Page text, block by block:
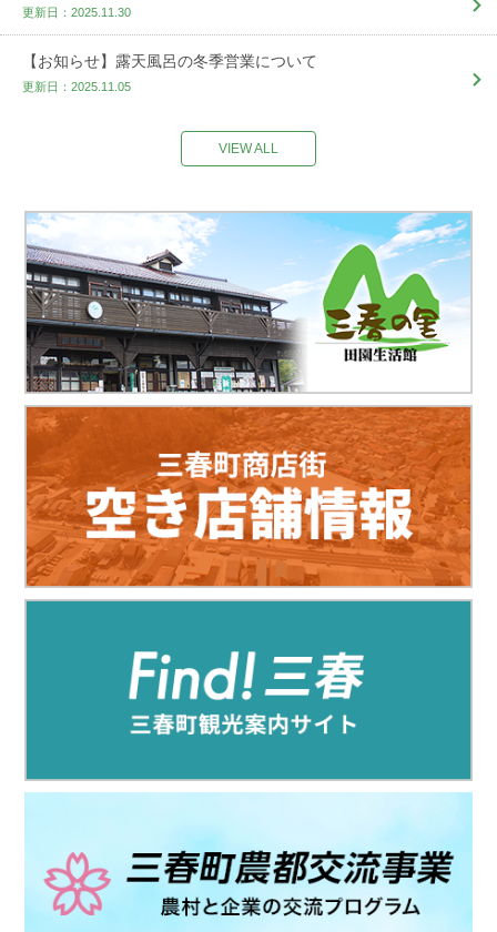
更新日：2025.11.30
【お知らせ】露天風呂の冬季営業について
更新日：2025.11.05
VIEW ALL